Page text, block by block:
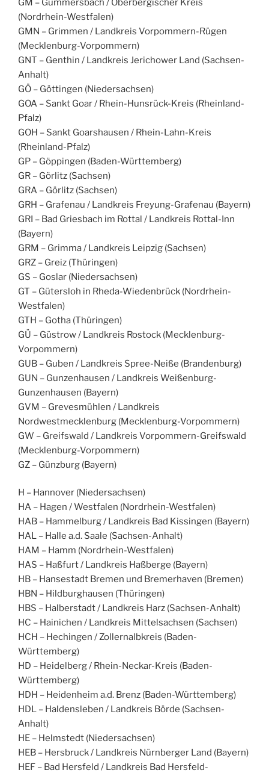
(Nordrhein-Westfalen)
GMN – Grimmen / Landkreis Vorpommern-Rügen
(Mecklenburg-Vorpommern)
GNT – Genthin / Landkreis Jerichower Land (Sachsen-
Anhalt)
GÖ – Göttingen (Niedersachsen)
GOA – Sankt Goar / Rhein-Hunsrück-Kreis (Rheinland-
Pfalz)
GOH – Sankt Goarshausen / Rhein-Lahn-Kreis
(Rheinland-Pfalz)
GP – Göppingen (Baden-Württemberg)
GR – Görlitz (Sachsen)
GRA – Görlitz (Sachsen)
GRH – Grafenau / Landkreis Freyung-Grafenau (Bayern)
GRI – Bad Griesbach im Rottal / Landkreis Rottal-Inn
(Bayern)
GRM – Grimma / Landkreis Leipzig (Sachsen)
GRZ – Greiz (Thüringen)
GS – Goslar (Niedersachsen)
GT – Gütersloh in Rheda-Wiedenbrück (Nordrhein-
Westfalen)
GTH – Gotha (Thüringen)
GÜ – Güstrow / Landkreis Rostock (Mecklenburg-
Vorpommern)
GUB – Guben / Landkreis Spree-Neiße (Brandenburg)
GUN – Gunzenhausen / Landkreis Weißenburg-
Gunzenhausen (Bayern)
GVM – Grevesmühlen / Landkreis
Nordwestmecklenburg (Mecklenburg-Vorpommern)
GW – Greifswald / Landkreis Vorpommern-Greifswald
(Mecklenburg-Vorpommern)
GZ – Günzburg (Bayern)
H – Hannover (Niedersachsen)
HA – Hagen / Westfalen (Nordrhein-Westfalen)
HAB – Hammelburg / Landkreis Bad Kissingen (Bayern)
HAL – Halle a.d. Saale (Sachsen-Anhalt)
HAM – Hamm (Nordrhein-Westfalen)
HAS – Haßfurt / Landkreis Haßberge (Bayern)
HB – Hansestadt Bremen und Bremerhaven (Bremen)
HBN – Hildburghausen (Thüringen)
HBS – Halberstadt / Landkreis Harz (Sachsen-Anhalt)
HC – Hainichen / Landkreis Mittelsachsen (Sachsen)
HCH – Hechingen / Zollernalbkreis (Baden-
Württemberg)
HD – Heidelberg / Rhein-Neckar-Kreis (Baden-
Württemberg)
HDH – Heidenheim a.d. Brenz (Baden-Württemberg)
HDL – Haldensleben / Landkreis Börde (Sachsen-
Anhalt)
HE – Helmstedt (Niedersachsen)
HEB – Hersbruck / Landkreis Nürnberger Land (Bayern)
HEF – Bad Hersfeld / Landkreis Bad Hersfeld-